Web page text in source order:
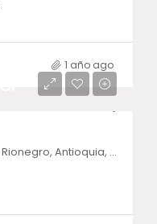
1 año ago
Pe TATIANA Contex, Carrera 61a, Rionegro, Antioquia, Colombia